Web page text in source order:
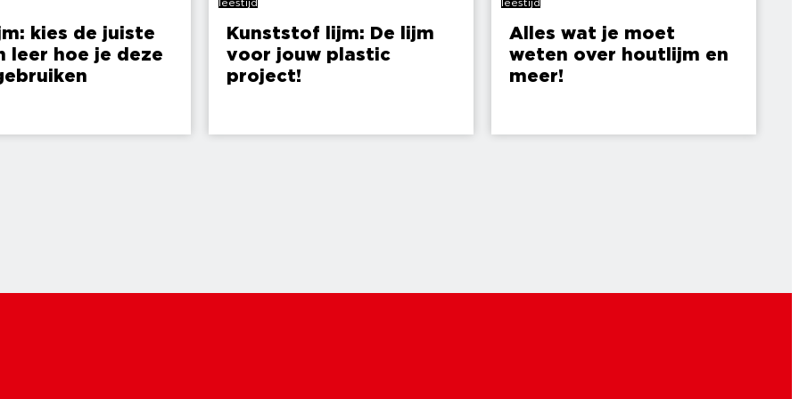
kies de juiste
leer hoe je deze
leestijd
Kunststof lijm: De lijm
voor jouw plastic
project!
leestijd
Alles wat je moet
weten over houtlijm en
meer!